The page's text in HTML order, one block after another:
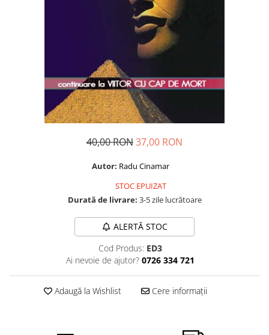
Seria Chico Xavier
Seria Helena Blavatsky
Viata după moarte
Vindecare
40,00 RON37,00 RON
Autor: Radu Cinamar
STOC EPUIZAT
Durată de livrare: 3-5 zile lucrătoare
ALERTĂ STOC
Cod Produs: ED3
Ai nevoie de ajutor? 0726 334 721
Adaugă la Wishlist Cere informații